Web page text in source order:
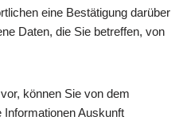
eine Bestätigung darüber
Daten, die Sie betreffen, von
können Sie von dem
Informationen Auskunft